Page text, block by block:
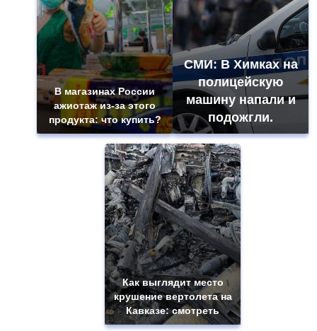
В магазинах России
ажиотаж из-за этого
продукта: что купить?
СМИ: В Химках на
полицейскую
машину напали и
подожгли.
Как выглядит место
крушение вертолета на
Кавказе: смотреть